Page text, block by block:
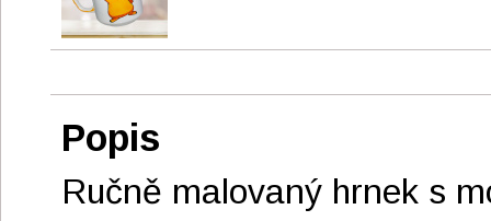
Popis
Ručně malovaný hrnek s